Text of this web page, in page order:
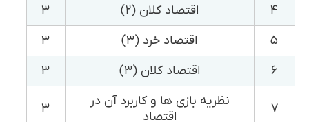
۴
اقتصاد کلان (۲)
۳
۵
اقتصاد خرد (۳)
۳
۶
اقتصاد کلان (۳) ۳
۷
نظریه بازی ها و کاربرد آن در
اقتصاد
۳